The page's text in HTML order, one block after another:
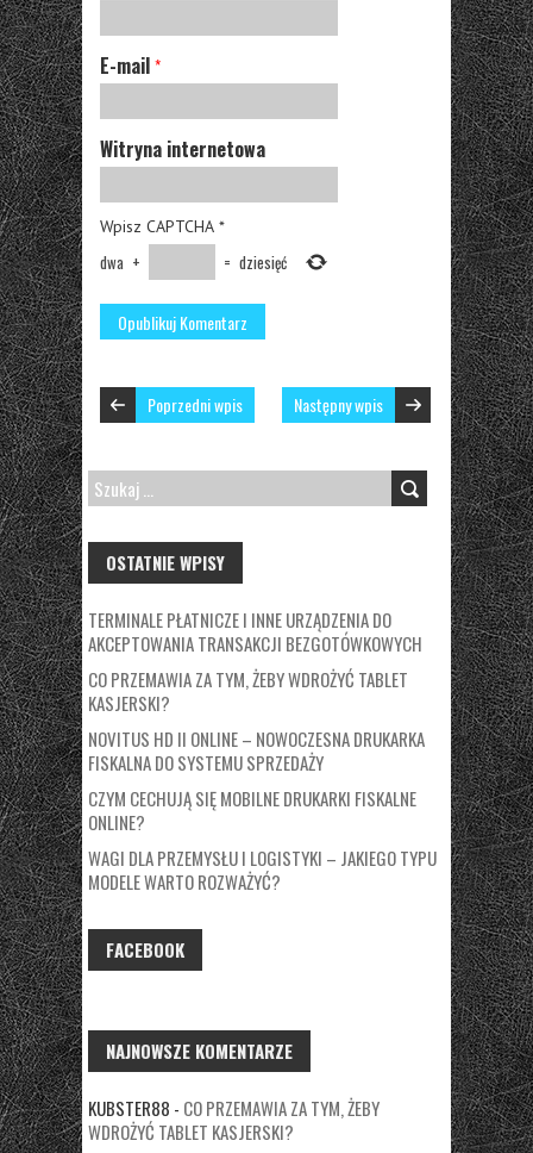
E-mail *
Witryna internetowa
Wpisz CAPTCHA *
dwa + = dziesięć
Poprzedni wpis Następny wpis
SZUKAJ:
OSTATNIE WPISY
TERMINALE PŁATNICZE I INNE URZĄDZENIA DO
AKCEPTOWANIA TRANSAKCJI BEZGOTÓWKOWYCH
CO PRZEMAWIA ZA TYM, ŻEBY WDROŻYĆ TABLET
KASJERSKI?
NOVITUS HD II ONLINE – NOWOCZESNA DRUKARKA
FISKALNA DO SYSTEMU SPRZEDAŻY
CZYM CECHUJĄ SIĘ MOBILNE DRUKARKI FISKALNE
ONLINE?
WAGI DLA PRZEMYSŁU I LOGISTYKI – JAKIEGO TYPU
MODELE WARTO ROZWAŻYĆ?
FACEBOOK
NAJNOWSZE KOMENTARZE
KUBSTER88 - CO PRZEMAWIA ZA TYM, ŻEBY
WDROŻYĆ TABLET KASJERSKI?